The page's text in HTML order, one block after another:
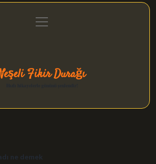
Gizlilik Politikası
menüyü
aç
Fikir Durağı
ne demek